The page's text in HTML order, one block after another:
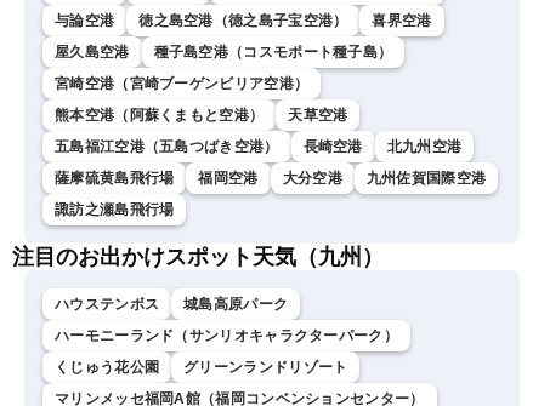
与論空港
徳之島空港（徳之島子宝空港）
喜界空港
屋久島空港
種子島空港（コスモポート種子島）
宮崎空港（宮崎ブーゲンビリア空港）
熊本空港（阿蘇くまもと空港）
天草空港
五島福江空港（五島つばき空港）
長崎空港
北九州空港
薩摩硫黄島飛行場
福岡空港 大分空港
九州佐賀国際空港
諏訪之瀬島飛行場
注目のお出かけスポット天気（九州）
ハウステンボス
城島高原パーク
ハーモニーランド（サンリオキャラクターパーク）
くじゅう花公園
グリーンランドリゾート
マリンメッセ福岡A館（福岡コンベンションセンター）